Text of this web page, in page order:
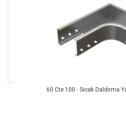
60 Cte 100 - Sıcak Daldırma